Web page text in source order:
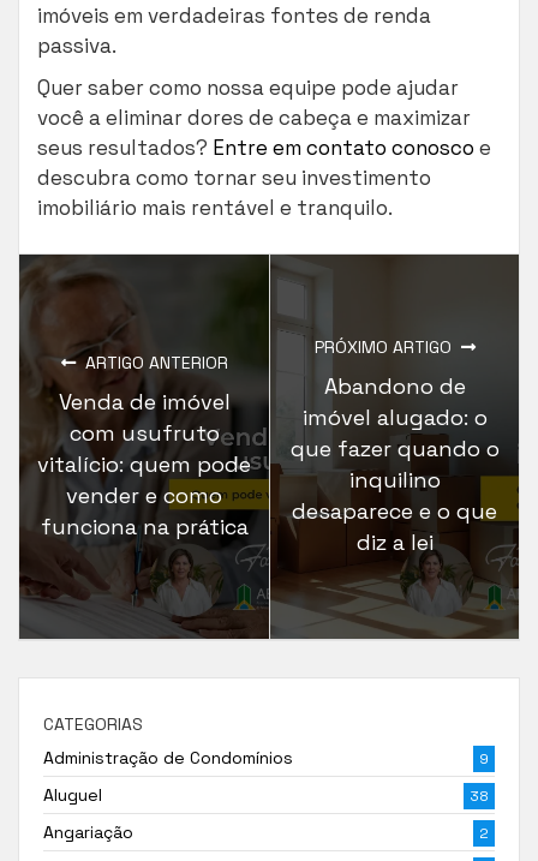
imóveis em verdadeiras fontes de renda
passiva.
Quer saber como nossa equipe pode ajudar
você a eliminar dores de cabeça e maximizar
seus resultados? Entre em contato conosco e
descubra como tornar seu investimento
imobiliário mais rentável e tranquilo.
ARTIGO ANTERIOR
Venda de imóvel
com usufruto
vitalício: quem pode
vender e como
funciona na prática
PRÓXIMO ARTIGO
Abandono de
imóvel alugado: o
que fazer quando o
inquilino
desaparece e o que
diz a lei
CATEGORIAS
Administração de Condomínios
9
Aluguel 38
Angariação 2